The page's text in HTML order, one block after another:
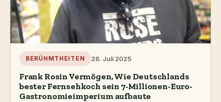
BERÜHMTHEITEN 28. Juli 2025
Frank Rosin Vermögen, Wie Deutschlands
bester Fernsehkoch sein 7-Millionen-Euro-
Gastronomieimperium aufbaute